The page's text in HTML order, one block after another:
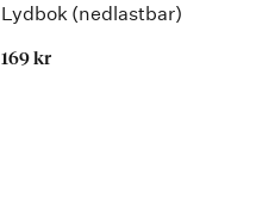
Lydbok (nedlastbar)
169 kr